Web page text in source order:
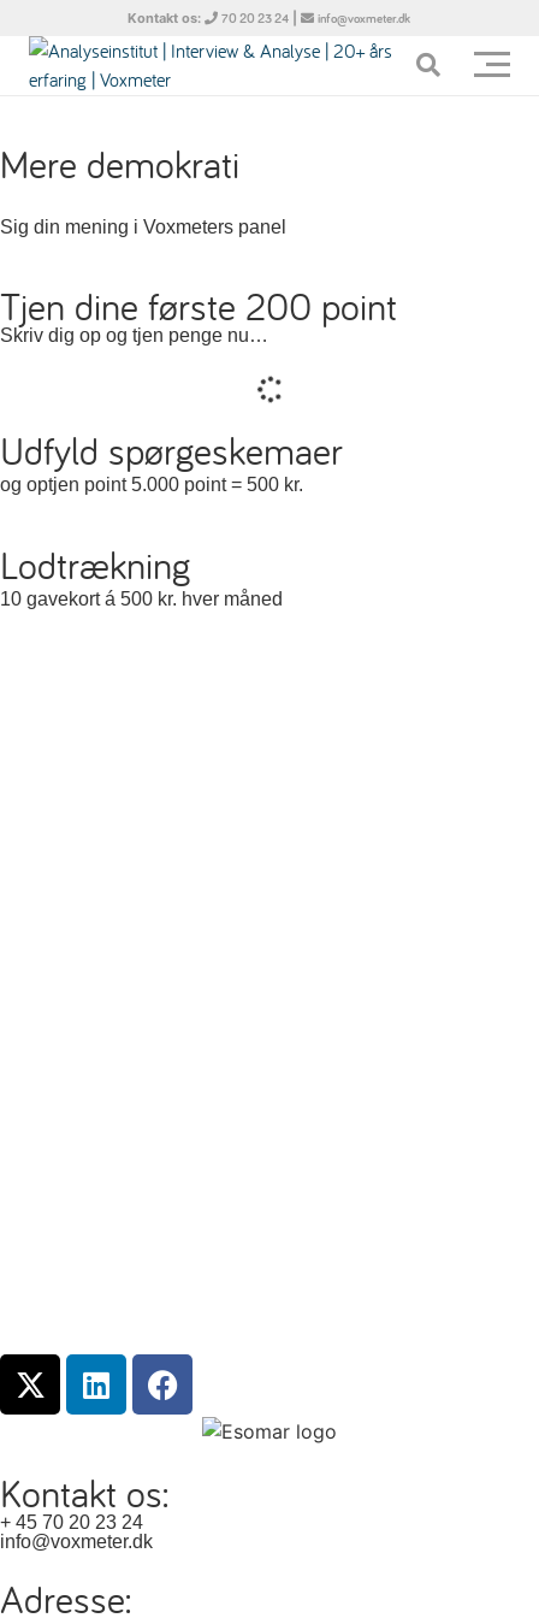
Kontakt os: 70 20 23 24 | info@voxmeter.dk
Mere demokrati
Sig din mening i Voxmeters panel
Tjen dine første 200 point
Skriv dig op og tjen penge nu…
Udfyld spørgeskemaer
og optjen point 5.000 point = 500 kr.
Lodtrækning
10 gavekort á 500 kr. hver måned
Kontakt os:
+ 45 70 20 23 24
info@voxmeter.dk
Adresse: